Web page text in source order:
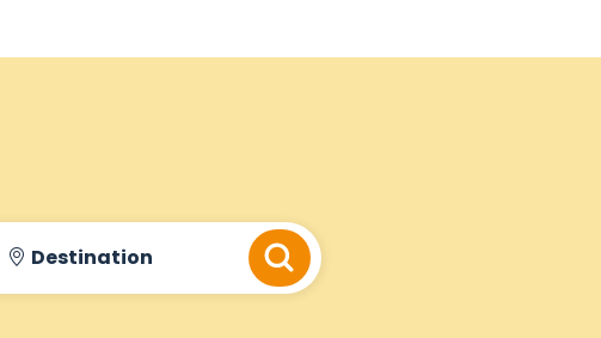
Destination